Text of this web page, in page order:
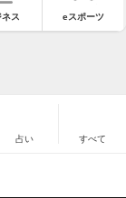
ネス eスポーツ
占い すべて